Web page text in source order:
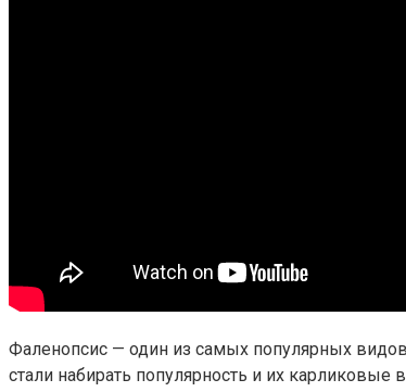
Фаленопсис — один из самых популярных
стали набирать популярность и их